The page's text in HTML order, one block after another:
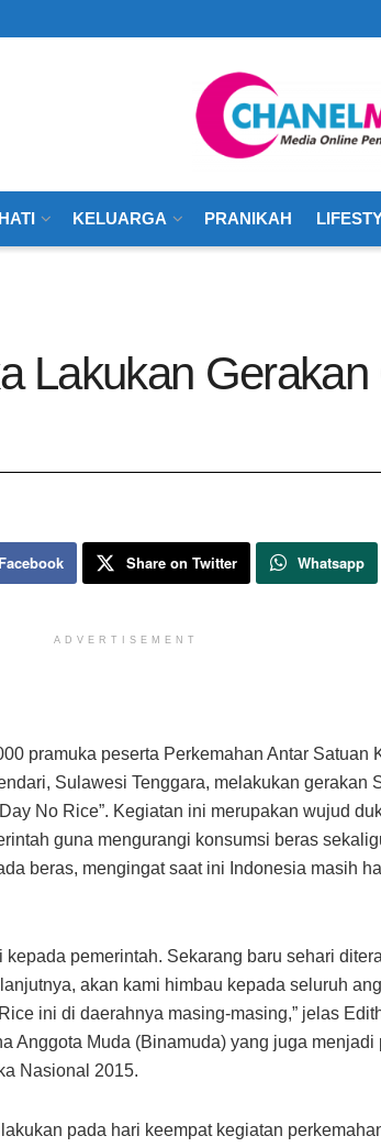
KELUARGA PRANIKAH
Lakukan Gerakan
Share on Twitter Whatsapp
ADVERTISEMENT
pramuka peserta Perkemahan Antar Satuan
Sulawesi Tenggara, melakukan gerakan
No Rice”. Kegiatan ini merupakan wujud
guna mengurangi konsumsi beras
beras, mengingat saat ini Indonesia masih
kepada pemerintah. Sekarang baru sehari
akan kami himbau kepada seluruh
ini di daerahnya masing-masing,” jelas
Anggota Muda (Binamuda) yang juga menjadi
Nasional 2015.
pada hari keempat kegiatan